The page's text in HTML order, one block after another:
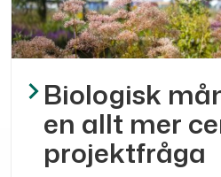
Biologisk
en allt mer
projektfråga